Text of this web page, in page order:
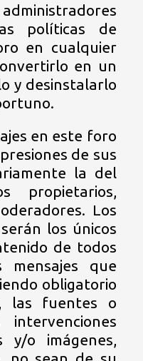
políticas de
en cualquier
en un
y desinstalarlo
en este foro
de sus
la del
Los
los únicos
de todos
que
obligatorio
las fuentes o
y/o imágenes,